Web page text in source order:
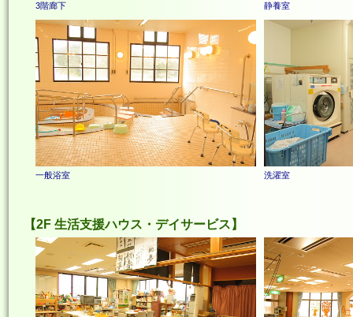
3階廊下 静養室
一般浴室 洗濯室
2F 生活支援ハウス・デイサービス